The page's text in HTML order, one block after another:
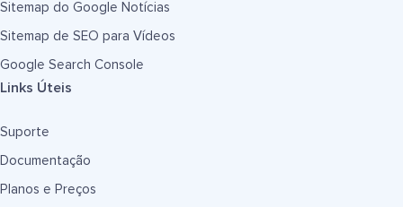
Sitemap do Google Notícias
Sitemap de SEO para Vídeos
Google Search Console
Links Úteis
Suporte
Documentação
Planos e Preços